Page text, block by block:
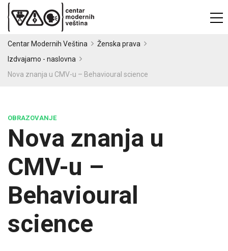
Centar Modernih Veština
Ženska prava
Izdvajamo - naslovna
Nova znanja u CMV-u – Behavioural science
OBRAZOVANJE
Nova znanja u
CMV-u –
Behavioural
science